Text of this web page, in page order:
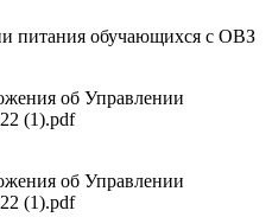
питания обучающихся с ОВЗ
об Управлении
(1).pdf
об Управлении
(1).pdf